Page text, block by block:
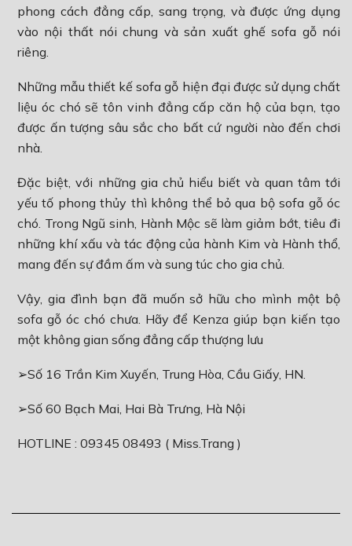
phong cách đẳng cấp, sang trọng, và được ứng dụng
vào nội thất nói chung và sản xuất ghế sofa gỗ nói
riêng.
Những mẫu thiết kế sofa gỗ hiện đại được sử dụng chất
liệu óc chó sẽ tôn vinh đẳng cấp căn hộ của bạn, tạo
được ấn tượng sâu sắc cho bất cứ người nào đến chơi
nhà.
Đặc biệt, với những gia chủ hiểu biết và quan tâm tới
yếu tố phong thủy thì không thể bỏ qua bộ sofa gỗ óc
chó. Trong Ngũ sinh, Hành Mộc sẽ làm giảm bớt, tiêu đi
những khí xấu và tác động của hành Kim và Hành thổ,
mang đến sự đầm ấm và sung túc cho gia chủ.
Vậy, gia đình bạn đã muốn sở hữu cho mình một bộ
sofa gỗ óc chó chưa. Hãy để Kenza giúp bạn kiến tạo
một không gian sống đẳng cấp thượng lưu
➢Số 16 Trần Kim Xuyến, Trung Hòa, Cầu Giấy, HN.
➢Số 60 Bạch Mai, Hai Bà Trưng, Hà Nội
HOTLINE : 09345 08493 ( Miss.Trang )